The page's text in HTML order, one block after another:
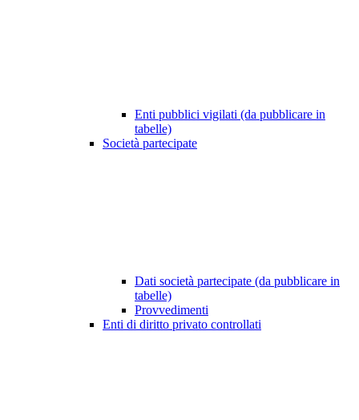
Enti pubblici vigilati (da pubblicare in
tabelle)
Società partecipate
Dati società partecipate (da pubblicare in
tabelle)
Provvedimenti
Enti di diritto privato controllati